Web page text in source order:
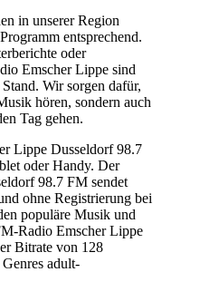
in unserer Region
entsprechend.
oder
Emscher Lippe sind
Wir sorgen dafür,
hören, sondern auch
Tag gehen.
Lippe Dusseldorf 98.7
oder Handy. Der
98.7 FM sendet
ohne Registrierung bei
populäre Musik und
Radio Emscher Lippe
Bitrate von 128
adult-